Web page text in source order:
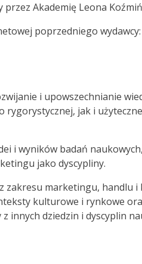
przez Akademię Leona
poprzedniego wydawcy:
i upowszechnianie
jak i
i wyników badań
jako dyscypliny.
zakresu marketingu, handlu
kulturowe i rynkowe
innych dziedzin i dyscyplin